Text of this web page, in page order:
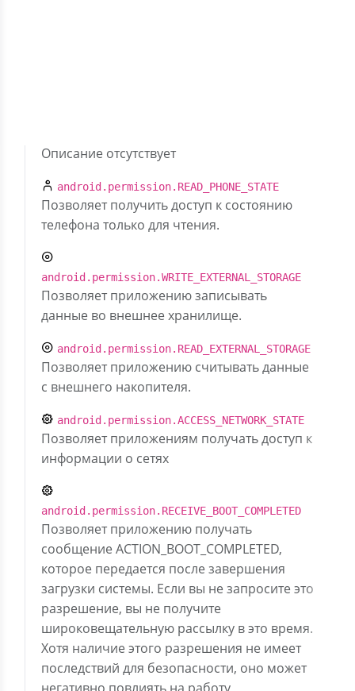
Описание отсутствует
android.permission.READ_PHONE_STATE
Позволяет получить доступ к состоянию
телефона только для чтения.
android.permission.WRITE_EXTERNAL_STORAGE
Позволяет приложению записывать
данные во внешнее хранилище.
android.permission.READ_EXTERNAL_STORAGE
Позволяет приложению считывать данные
с внешнего накопителя.
android.permission.ACCESS_NETWORK_STATE
Позволяет приложениям получать доступ к
информации о сетях
android.permission.RECEIVE_BOOT_COMPLETED
Позволяет приложению получать
сообщение ACTION_BOOT_COMPLETED,
которое передается после завершения
загрузки системы. Если вы не запросите это
разрешение, вы не получите
широковещательную рассылку в это время.
Хотя наличие этого разрешения не имеет
последствий для безопасности, оно может